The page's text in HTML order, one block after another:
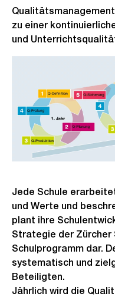
zu einer
und
Jede Schule
und Werte und
plant ihre
Strategie der Zürcher
Schulprogramm dar.
systematisch und
Beteiligten.
Jährlich wird die